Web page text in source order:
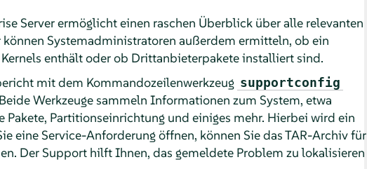
Serverermöglicht einen raschen Überblick über alle relevanten
Systemadministratoren außerdem ermitteln, ob ein
enthält oder ob Drittanbieterpakete installiert sind.
mit dem Kommandozeilenwerkzeug supportconfig
Werkzeuge sammeln Informationen zum System, etwa
Pakete, Partitionseinrichtung und einiges mehr. Hierbei wird ein
eine Service-Anforderung öffnen, können Sie das TAR-Archiv für
Der Support hilft Ihnen, das gemeldete Problem zu lokalisieren